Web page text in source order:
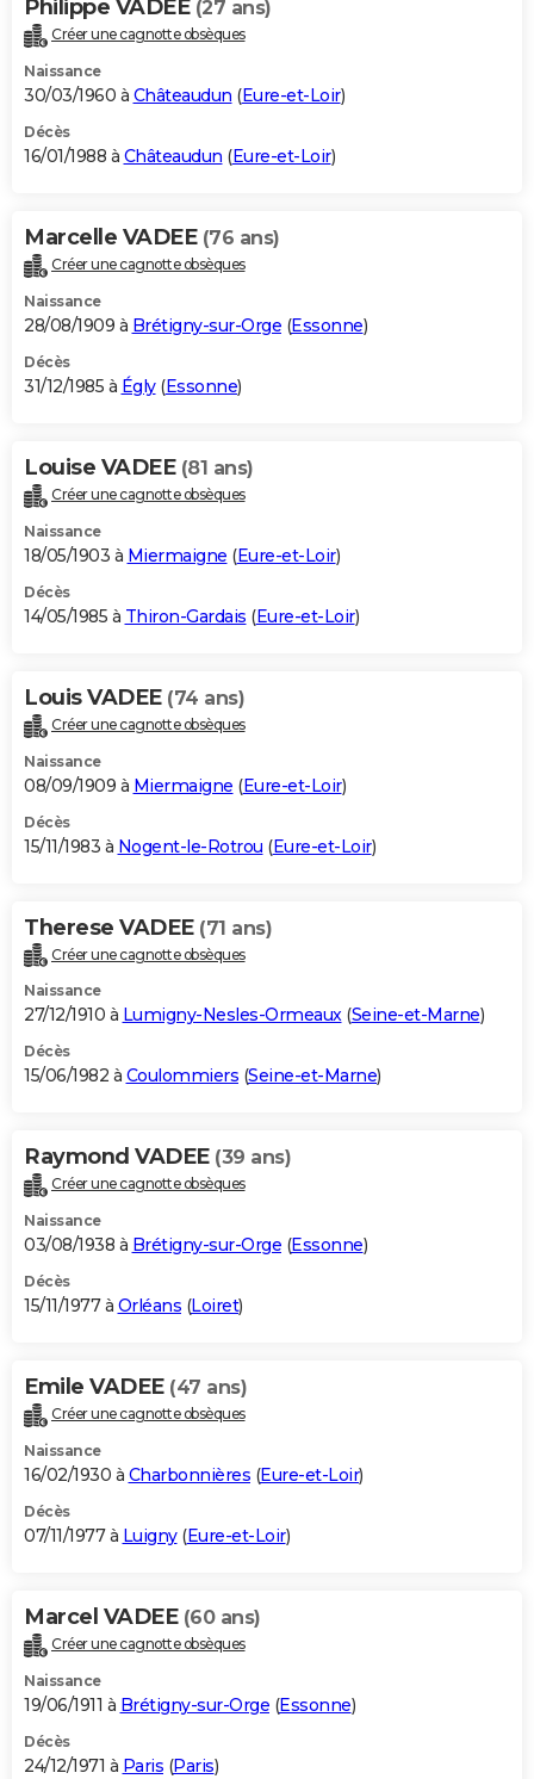
Philippe VADEE (27 ans)
Créer une cagnotte obsèques
Naissance
30/03/1960 à Châteaudun (Eure-et-Loir)
Décès
16/01/1988 à Châteaudun (Eure-et-Loir)
Marcelle VADEE (76 ans)
Créer une cagnotte obsèques
Naissance
28/08/1909 à Brétigny-sur-Orge (Essonne)
Décès
31/12/1985 à Égly(Essonne)
Louise VADEE (81 ans)
Créer une cagnotte obsèques
Naissance
18/05/1903 à Miermaigne (Eure-et-Loir)
Décès
14/05/1985 à Thiron-Gardais (Eure-et-Loir)
Louis VADEE (74 ans)
Créer une cagnotte obsèques
Naissance
08/09/1909 à Miermaigne (Eure-et-Loir)
Décès
15/11/1983 à Nogent-le-Rotrou (Eure-et-Loir)
Therese VADEE (71 ans)
Créer une cagnotte obsèques
Naissance
27/12/1910 à Lumigny-Nesles-Ormeaux(Seine-et-Marne)
Décès
15/06/1982 à Coulommiers (Seine-et-Marne)
Raymond VADEE (39 ans)
Créer une cagnotte obsèques
Naissance
03/08/1938 à Brétigny-sur-Orge (Essonne)
Décès
15/11/1977 à Orléans (Loiret)
Emile VADEE (47 ans)
Créer une cagnotte obsèques
Naissance
16/02/1930 à Charbonnières (Eure-et-Loir)
Décès
07/11/1977 à Luigny(Eure-et-Loir)
Marcel VADEE (60 ans)
Créer une cagnotte obsèques
Naissance
19/06/1911 à Brétigny-sur-Orge (Essonne)
Décès
24/12/1971 à Paris (Paris)